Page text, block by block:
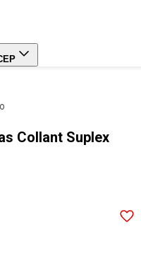
Collant Suplex